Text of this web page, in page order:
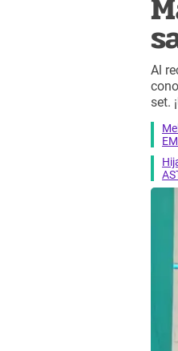
Al
set.